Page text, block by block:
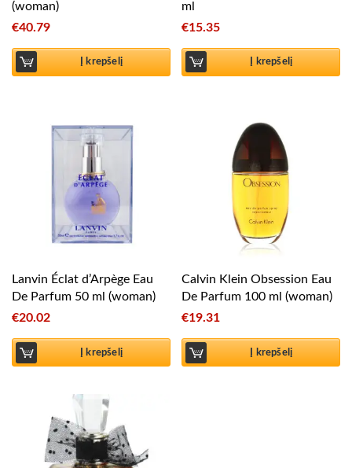
(woman)
€40.79
Į krepšelį
ml
€15.35
Į krepšelį
Lanvin Éclat d’Arpège Eau
De Parfum 50 ml (woman)
€20.02
Į krepšelį
Calvin Klein Obsession Eau
De Parfum 100 ml (woman)
€19.31
Į krepšelį